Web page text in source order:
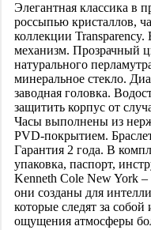
Элегантная классика в
россыпью кристаллов,
коллекции
механизм. Прозрачный
натурального
минеральное стекло.
заводная головка.
защитить корпус от
Часы выполнены из
PVD-покрытием.
Гарантия 2 года. В
упаковка, паспорт,
Kenneth Cole New York –
они созданы для
которые следят за
ощущения атмосферы